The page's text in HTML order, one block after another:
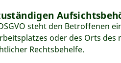
steht den Betroffenen
oder des Orts
Rechtsbehelfe.